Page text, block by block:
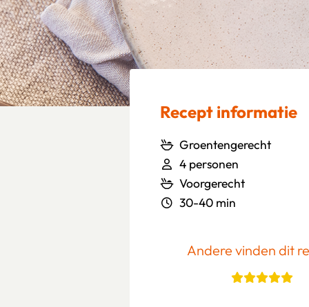
Recept informatie
Groentengerecht
4 personen
Voorgerecht
30-40 min
Andere vinden dit